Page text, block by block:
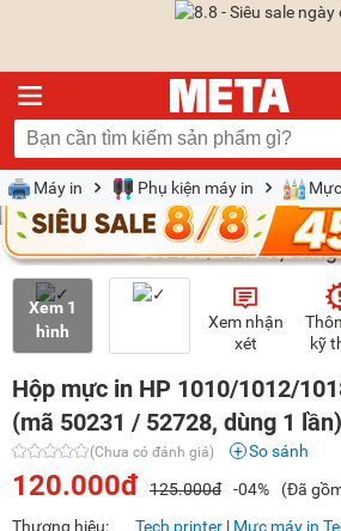
Máy in Phụ kiện máy in
Xem 1
hình
Xem nhận
xét
kỹ
Hộp mực in HP 1010/1012/
(mã 50231 / 52728, dùng 1 lần)
(Chưa có đánh giá) So sánh
120.000đ 125.000đ -04%
(Đã
Thương hiệu:
Tech printer | Mực máy in